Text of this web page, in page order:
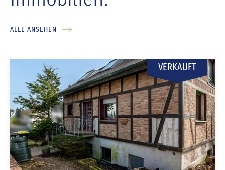
ALLE ANSEHEN
VERKAUFT